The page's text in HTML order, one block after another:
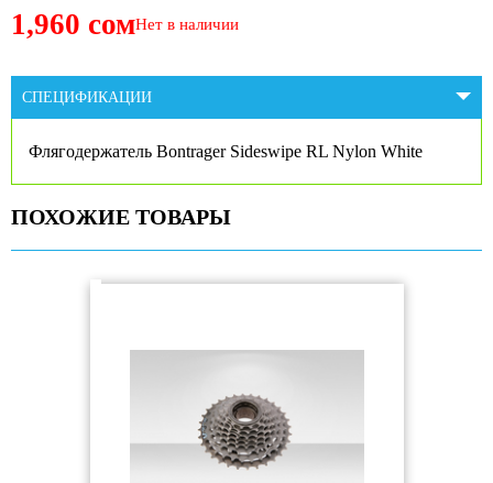
1,960 сомНет в наличии
СПЕЦИФИКАЦИИ
Флягодержатель Bontrager Sideswipe RL Nylon White
ПОХОЖИЕ ТОВАРЫ